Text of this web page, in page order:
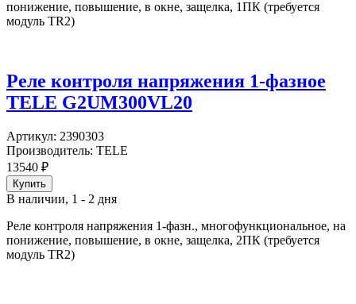
понижение, повышение, в окне, защелка, 1ПК (требуется
модуль TR2)
Реле контроля напряжения 1-фазное
TELE G2UM300VL20
Артикул: 2390303
Производитель: TELE
13540 ₽
В наличии, 1 - 2 дня
Реле контроля напряжения 1-фазн., многофункциональное, на
понижение, повышение, в окне, защелка, 2ПК (требуется
модуль TR2)